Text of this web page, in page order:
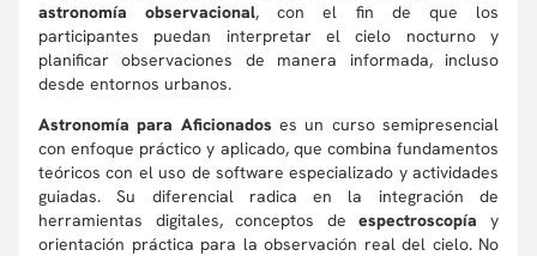
astronomía observacional, con el fin de que los
participantes puedan interpretar el cielo nocturno y
planificar observaciones de manera informada, incluso
desde entornos urbanos.
Astronomía para Aficionados es un curso semipresencial
con enfoque práctico y aplicado, que combina fundamentos
teóricos con el uso de software especializado y actividades
guiadas. Su diferencial radica en la integración de
herramientas digitales, conceptos deespectroscopía y
orientación práctica para la observación real del cielo. No